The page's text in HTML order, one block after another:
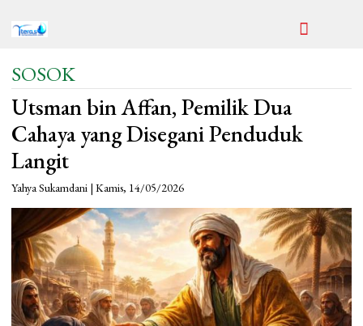
SOSOK
Utsman bin Affan, Pemilik Dua
Cahaya yang Disegani Penduduk
Langit
Yahya Sukamdani | Kamis, 14/05/2026